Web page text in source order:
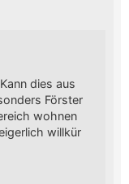
dies aus
Förster
wohnen
willkür